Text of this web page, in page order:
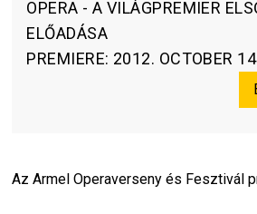
OPERA - A VILÁGPREMIER
ELŐADÁSA
PREMIERE: 2012. OCTOBER
Az Armel Operaverseny és Fesztivál